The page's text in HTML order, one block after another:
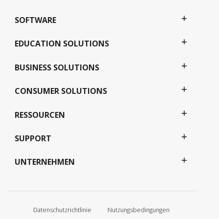
SOFTWARE
EDUCATION SOLUTIONS
BUSINESS SOLUTIONS
CONSUMER SOLUTIONS
RESSOURCEN
SUPPORT
UNTERNEHMEN
Datenschutzrichtlinie Nutzungsbedingungen